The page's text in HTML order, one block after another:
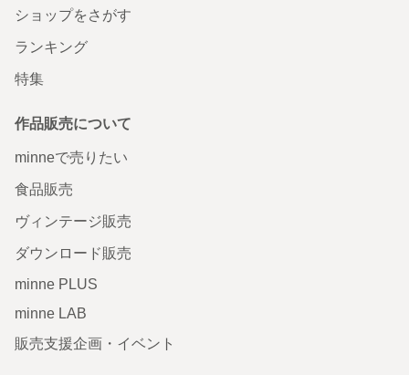
ショップをさがす
ランキング
特集
作品販売について
minneで売りたい
食品販売
ヴィンテージ販売
ダウンロード販売
minne PLUS
minne LAB
販売支援企画・イベント